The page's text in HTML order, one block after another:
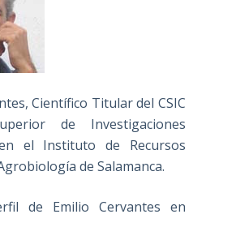
Científico Titular del CSIC
de Investigaciones
el Instituto de Recursos
de Salamanca.